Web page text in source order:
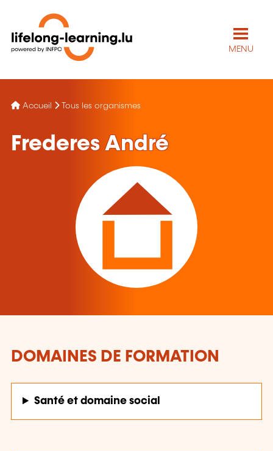
MENU
Accueil Tous les organismes
Frederes André
DOMAINES DE FORMATION
Santé et domaine social